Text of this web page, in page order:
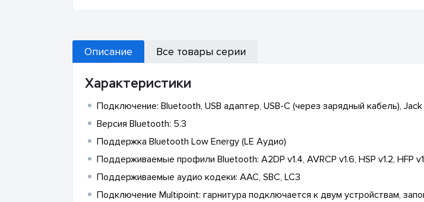
Описание Все товары серии
Характеристики
Подключение: Bluetooth, USB адаптер, USB-C (через зарядный кабель),
Версия Bluetooth: 5.3
Поддержка Bluetooth Low Energy (LE Аудио)
Поддерживаемые профили Bluetooth: A2DP v1.4, AVRCP v1.6, HSP v1.2, HFP
Поддерживаемые аудио кодеки: AAC, SBC, LC3
Подключение Multipoint: гарнитура подключается к двум устройствам,